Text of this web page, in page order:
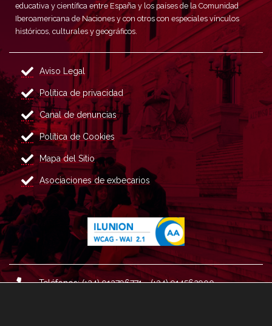
educativa y científica entre España y los países de la Comunidad
Iberoamericana de Naciones y con otros con especiales vínculos
históricos, culturales y geográficos.
Aviso Legal
Política de privacidad
Canal de denuncias
Política de Cookies
Mapa del Sitio
Asociaciones de exbecarios
Teléfonos: (+34) 913796771 - (+34) 914562900